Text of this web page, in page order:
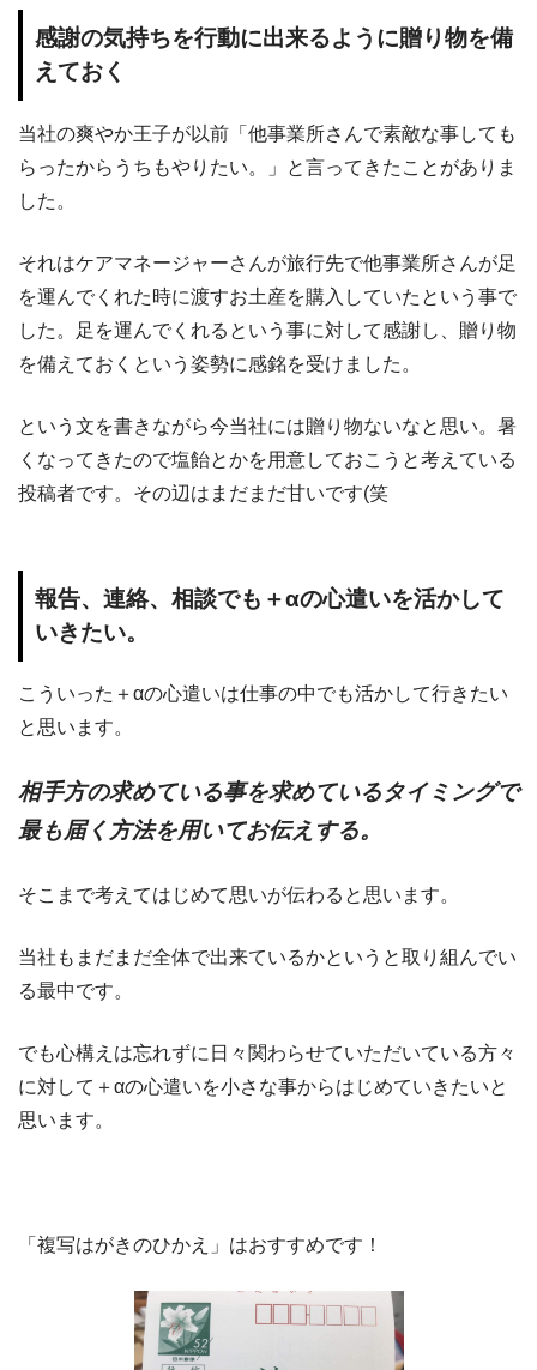
感謝の気持ちを行動に出来るように贈り物を備
えておく
当社の爽やか王子が以前「他事業所さんで素敵な事しても
らったからうちもやりたい。」と言ってきたことがありま
した。
それはケアマネージャーさんが旅行先で他事業所さんが足
を運んでくれた時に渡すお土産を購入していたという事で
した。足を運んでくれるという事に対して感謝し、贈り物
を備えておくという姿勢に感銘を受けました。
という文を書きながら今当社には贈り物ないなと思い。暑
くなってきたので塩飴とかを用意しておこうと考えている
投稿者です。その辺はまだまだ甘いです(笑
報告、連絡、相談でも＋αの心遣いを活かして
いきたい。
こういった＋αの心遣いは仕事の中でも活かして行きたい
と思います。
相手方の求めている事を求めているタイミングで
最も届く方法を用いてお伝えする。
そこまで考えてはじめて思いが伝わると思います。
当社もまだまだ全体で出来ているかというと取り組んでい
る最中です。
でも心構えは忘れずに日々関わらせていただいている方々
に対して＋αの心遣いを小さな事からはじめていきたいと
思います。
「複写はがきのひかえ」はおすすめです！